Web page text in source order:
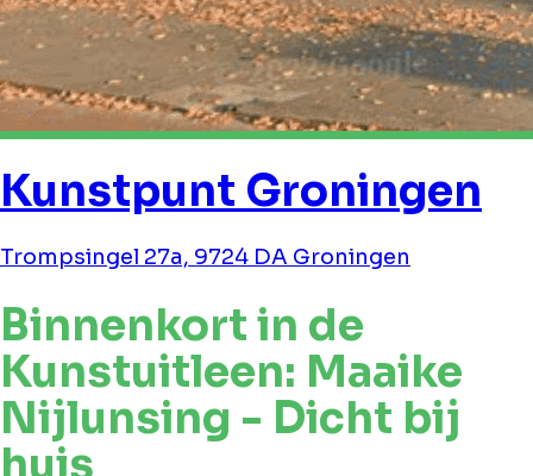
Kunstpunt Groningen
Trompsingel 27a, 9724 DA Groningen
Binnenkort in de
Kunstuitleen: Maaike
Nijlunsing - Dicht bij
huis